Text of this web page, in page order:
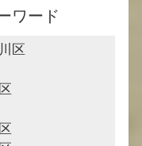
ワード
区